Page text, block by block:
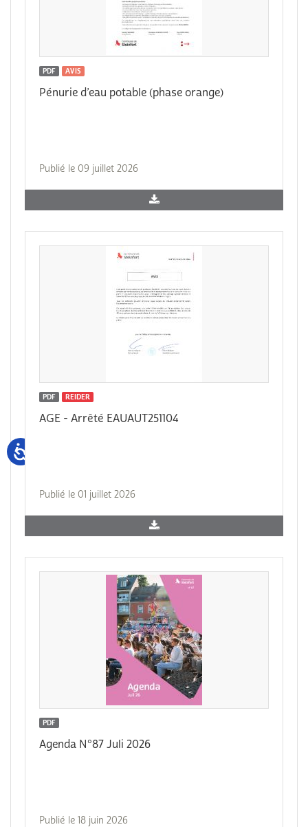
PDF AVIS
Pénurie d’eau potable (phase orange)
Publié le 09 juillet 2026
PDF REIDER
AGE - Arrêté EAUAUT251104
Publié le 01 juillet 2026
PDF
Agenda N°87 Juli 2026
Publié le 18 juin 2026